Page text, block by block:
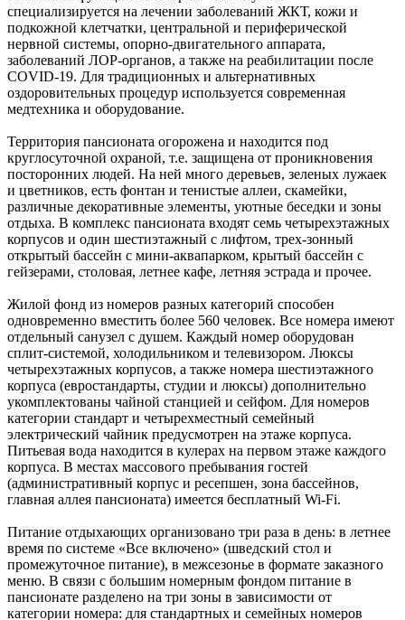
специализируется на лечении заболеваний ЖКТ, кожи и
подкожной клетчатки, центральной и периферической
нервной системы, опорно-двигательного аппарата,
заболеваний ЛОР-органов, а также на реабилитации после
COVID-19. Для традиционных и альтернативных
оздоровительных процедур используется современная
медтехника и оборудование.
Территория пансионата огорожена и находится под
круглосуточной охраной, т.е. защищена от проникновения
посторонних людей. На ней много деревьев, зеленых лужаек
и цветников, есть фонтан и тенистые аллеи, скамейки,
различные декоративные элементы, уютные беседки и зоны
отдыха. В комплекс пансионата входят семь четырехэтажных
корпусов и один шестиэтажный с лифтом, трех-зонный
открытый бассейн с мини-аквапарком, крытый бассейн с
гейзерами, столовая, летнее кафе, летняя эстрада и прочее.
Жилой фонд из номеров разных категорий способен
одновременно вместить более 560 человек. Все номера имеют
отдельный санузел с душем. Каждый номер оборудован
сплит-системой, холодильником и телевизором. Люксы
четырехэтажных корпусов, а также номера шестиэтажного
корпуса (евростандарты, студии и люксы) дополнительно
укомплектованы чайной станцией и сейфом. Для номеров
категории стандарт и четырехместный семейный
электрический чайник предусмотрен на этаже корпуса.
Питьевая вода находится в кулерах на первом этаже каждого
корпуса. В местах массового пребывания гостей
(административный корпус и ресепшен, зона бассейнов,
главная аллея пансионата) имеется бесплатный Wi-Fi.
Питание отдыхающих организовано три раза в день: в летнее
время по системе «Все включено» (шведский стол и
промежуточное питание), в межсезонье в формате заказного
меню. В связи с большим номерным фондом питание в
пансионате разделено на три зоны в зависимости от
категории номера: для стандартных и семейных номеров